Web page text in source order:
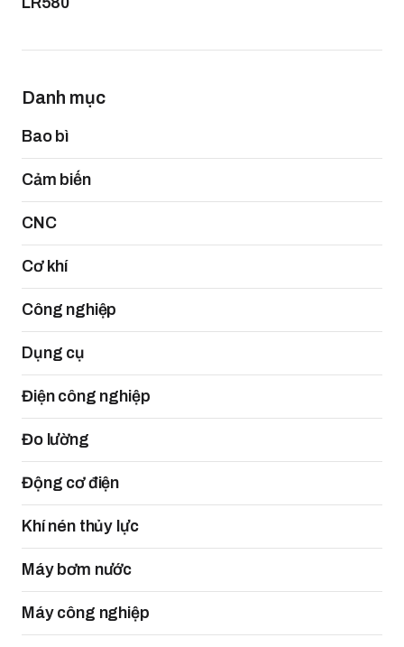
Danh mục
Bao bì
Cảm biến
CNC
Cơ khí
Công nghiệp
Dụng cụ
Điện công nghiệp
Đo lường
Động cơ điện
Khí nén thủy lực
Máy bơm nước
Máy công nghiệp